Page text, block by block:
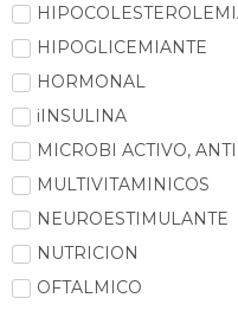
HIPOGLICEMIANTE
HORMONAL
iINSULINA
MICROBI ACTIVO,
MULTIVITAMINICOS
NEUROESTIMULANTE
NUTRICION
OFTALMICO